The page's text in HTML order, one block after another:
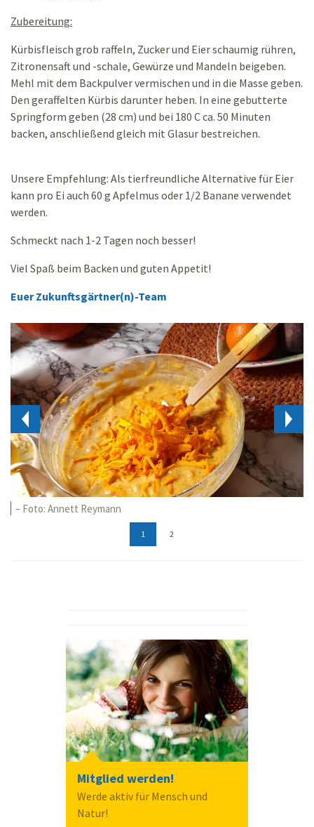
Zubereitung:
Kürbisfleisch grob raffeln, Zucker und Eier schaumig rühren,
Zitronensaft und -schale, Gewürze und Mandeln beigeben.
Mehl mit dem Backpulver vermischen und in die Masse geben.
Den geraffelten Kürbis darunter heben. In eine gebutterte
Springform geben (28 cm) und bei 180 C ca. 50 Minuten
backen, anschließend gleich mit Glasur bestreichen.
Unsere Empfehlung: Als tierfreundliche Alternative für Eier
kann pro Ei auch 60 g Apfelmus oder 1/2 Banane verwendet
werden.
Schmeckt nach 1-2 Tagen noch besser!
Viel Spaß beim Backen und guten Appetit!
Euer Zukunftsgärtner(n)-Team
– Foto: Annett Reymann
1 2
Mitglied werden!
Werde aktiv für Mensch und
Natur!